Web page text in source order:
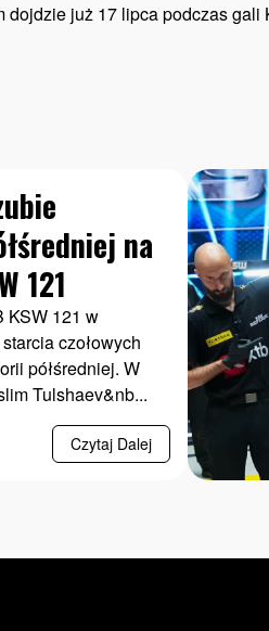
już 17 lipca podczas gali
na
121
KSW 121 w
czołowych
półśredniej. W
Tulshaev&nb...
Czytaj Dalej